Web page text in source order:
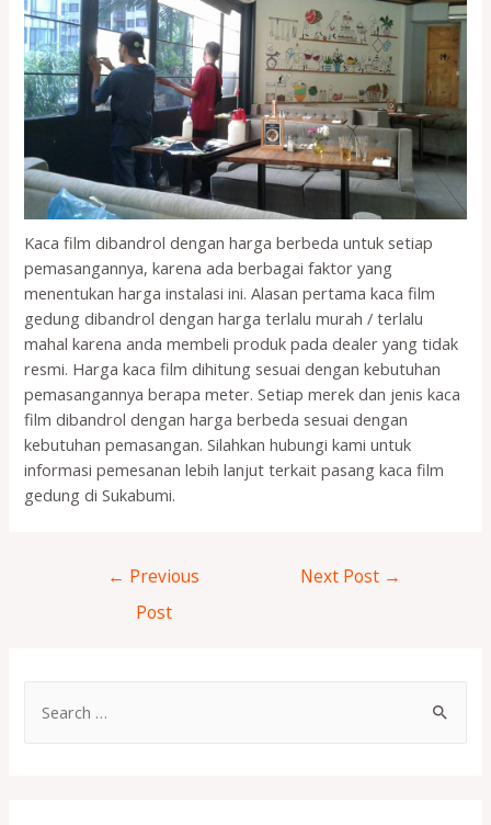
Kaca film dibandrol dengan harga berbeda untuk setiap
pemasangannya, karena ada berbagai faktor yang
menentukan harga instalasi ini. Alasan pertama kaca film
gedung dibandrol dengan harga terlalu murah / terlalu
mahal karena anda membeli produk pada dealer yang tidak
resmi. Harga kaca film dihitung sesuai dengan kebutuhan
pemasangannya berapa meter. Setiap merek dan jenis kaca
film dibandrol dengan harga berbeda sesuai dengan
kebutuhan pemasangan. Silahkan hubungi kami untuk
informasi pemesanan lebih lanjut terkait pasang kaca film
gedung di Sukabumi.
← Previous
Post
Next Post →